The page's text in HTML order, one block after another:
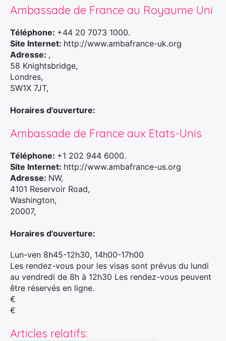
Ambassade de France au Royaume Uni
Téléphone: +44 20 7073 1000.
Site Internet: http://www.ambafrance-uk.org
Adresse: ,
58 Knightsbridge,
Londres,
SW1X 7JT,
Horaires d'ouverture:
Ambassade de France aux Etats-Unis
Téléphone: +1 202 944 6000.
Site Internet: http://www.ambafrance-us.org
Adresse: NW,
4101 Reservoir Road,
Washington,
20007,
Horaires d'ouverture:
Lun-ven 8h45-12h30, 14h00-17h00
Les rendez-vous pour les visas sont prévus du lundi
au vendredi de 8h à 12h30 Les rendez-vous peuvent
être réservés en ligne.
€
€
Articles relatifs: